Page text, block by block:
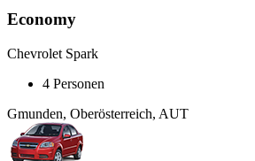
Economy
Chevrolet Spark
4 Personen
Gmunden, Oberösterreich, AUT